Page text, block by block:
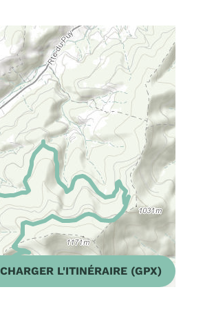
NPS, NRCAN, GeoBase, Kadaster NL,
L'ITINÉRAIRE (GPX)